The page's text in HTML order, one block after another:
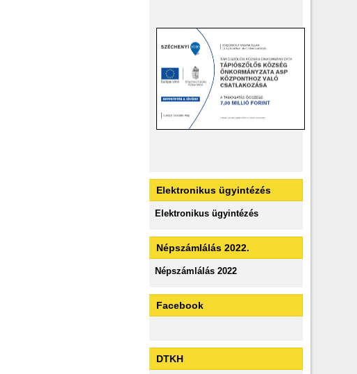
Elektronikus ügyintézés
Elektronikus ügyintézés
Népszámlálás 2022.
Népszámlálás 2022
Facebook
DTKH